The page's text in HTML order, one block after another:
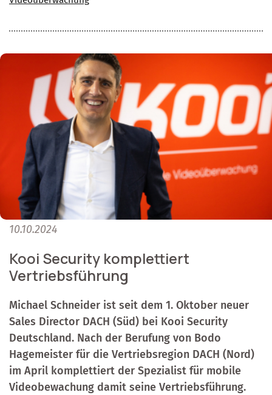
10.10.2024
Kooi Security komplettiert
Vertriebsführung
Michael Schneider ist seit dem 1. Oktober neuer
Sales Director DACH (Süd) bei Kooi Security
Deutschland. Nach der Berufung von Bodo
Hagemeister für die Vertriebsregion DACH (Nord)
im April komplettiert der Spezialist für mobile
Videobewachung damit seine Vertriebsführung.